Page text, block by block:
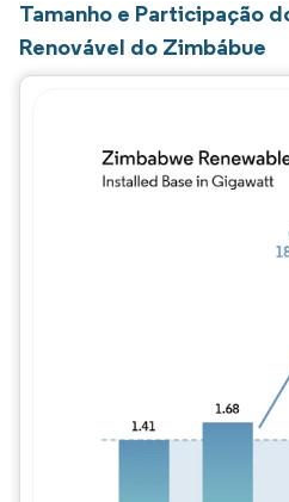
Tamanho e Participação
Renovável do Zimbábue